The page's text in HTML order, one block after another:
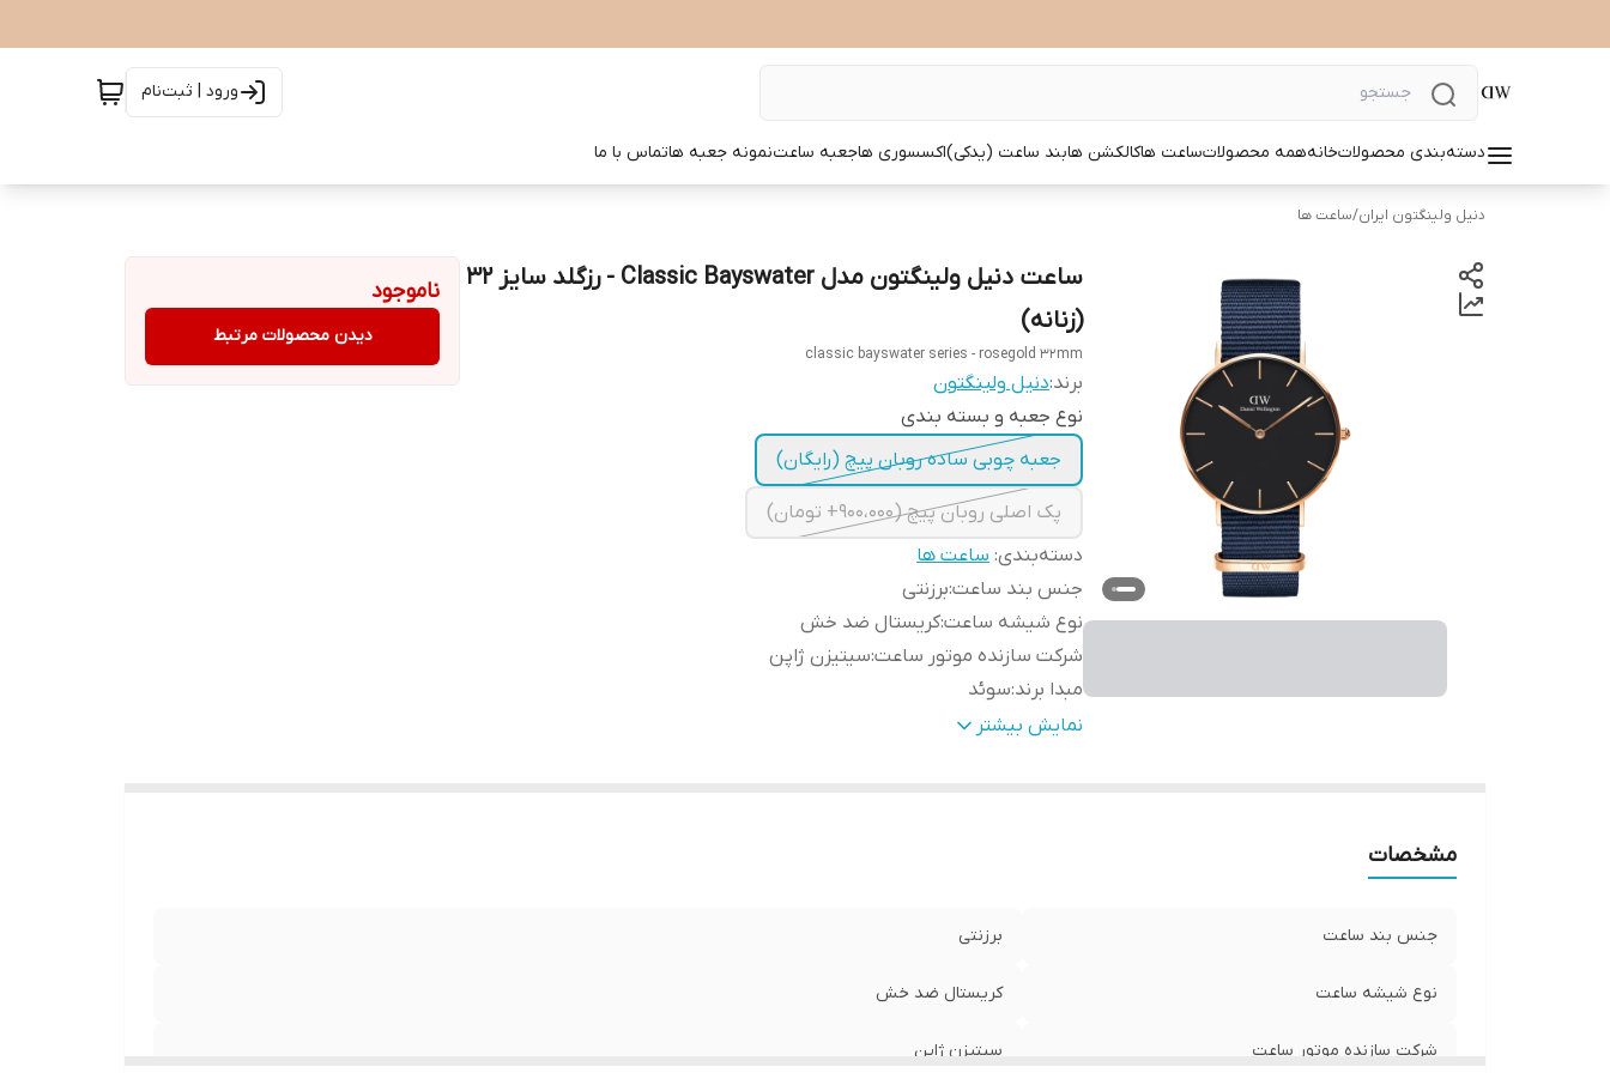
ورود | ثبت‌نام
دسته‌بندی محصولاتخانههمه محصولاتساعت هاکالکشن هابند ساعت (یدکی)اکسسوری هاجعبه ساعتنمونه جعبه هاتماس با ما
دنیل ولینگتون ایران/ساعت ها
ساعت دنیل ولینگتون مدل Classic Bayswater - رزگلد سایز 32
(زنانه)
classic bayswater series - rosegold 32mm
برند:دنیل ولینگتون
نوع جعبه و بسته بندی
جعبه چوبی ساده روبان پیچ (رایگان)
پک اصلی روبان پیچ (900،000+ تومان)
دسته‌بندی: ساعت ها
جنس بند ساعت:برزنتی
نوع شیشه ساعت:کریستال ضد خش
شرکت سازنده موتور ساعت:سیتیزن ژاپن
مبدا برند:سوئد
گارانتی : یکساله دنیل ولینگتون ایراننمایش بیشتر
ناموجود
دیدن محصولات مرتبط
مشخصات
جنس بند ساعت برزنتی
نوع شیشه ساعت کریستال ضد خش
شرکت سازنده موتور ساعت سیتیزن ژاپن